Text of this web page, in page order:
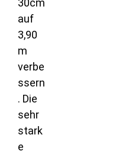
30cm
auf
3,90
m
verbe
ssern
. Die
sehr
stark
e